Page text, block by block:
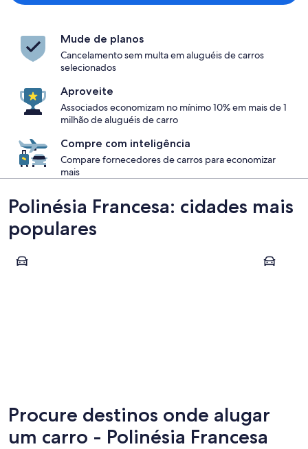
Mude de planos
Cancelamento sem multa em aluguéis de carros
selecionados
Aproveite
Associados economizam no mínimo 10% em mais de 1
milhão de aluguéis de carro
Compre com inteligência
Compare fornecedores de carros para economizar
mais
Polinésia Francesa: cidades mais
populares
Bora Bora Tikehau
Procure destinos onde alugar
um carro - Polinésia Francesa